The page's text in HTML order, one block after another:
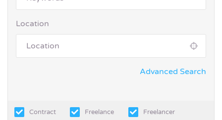
Location
Advanced Search
Contract Freelance Freelancer